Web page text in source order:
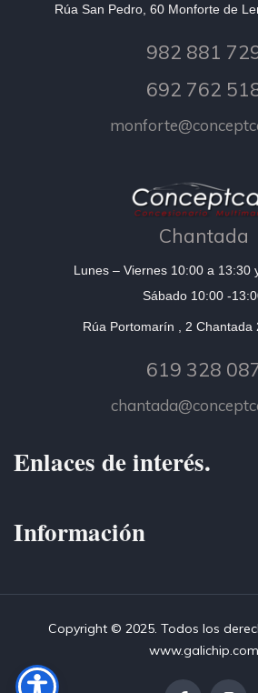
Rúa San Pedro, 60 Monforte de
982 881
692 762
Chantada
Lunes – Viernes 10:00 a 13:30
Sábado 10:00 -
Rúa Portomarín , 2 Chantada
619 328
Enlaces de interés.
Información
Copyright © 2025. Todos los
www.galichip.com